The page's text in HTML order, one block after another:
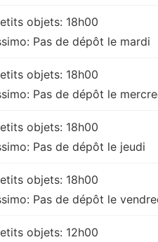
objets: 18h00
Pas de dépôt le mardi
objets: 18h00
Pas de dépôt le
objets: 18h00
Pas de dépôt le jeudi
objets: 18h00
Pas de dépôt le
objets: 12h00